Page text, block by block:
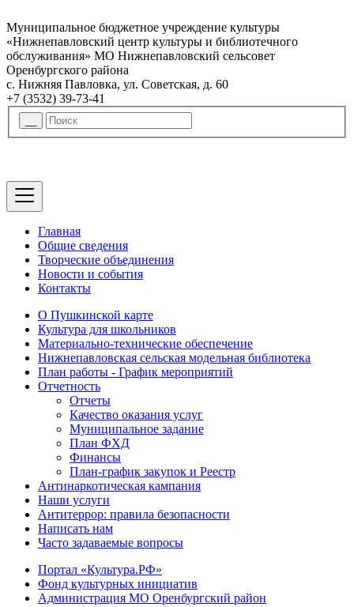
Муниципальное бюджетное учреждение культуры
«Нижнепавловский центр культуры и библиотечного
обслуживания» МО Нижнепавловский сельсовет
Оренбургского района
с. Нижняя Павловка, ул. Советская, д. 60
+7 (3532) 39-73-41
Главная
Общие сведения
Творческие объединения
Новости и события
Контакты
О Пушкинской карте
Культура для школьников
Материально-технические обеспечение
Нижнепавловская сельская модельная библиотека
План работы - График мероприятий
Отчетность
Отчеты
Качество оказания услуг
Муниципальное задание
План ФХД
Финансы
План-график закупок и Реестр
Антинаркотическая кампания
Наши услуги
Антитеррор: правила безопасности
Написать нам
Часто задаваемые вопросы
Портал «Культура.РФ»
Фонд культурных инициатив
Администрация МО Оренбургский район